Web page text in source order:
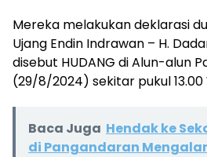
Mereka melakukan deklarasi
Ujang Endin Indrawan – H.
disebut HUDANG di Alun-alun
(29/8/2024) sekitar pukul 13.00
Baca Juga Hendak ke
di Pangandaran